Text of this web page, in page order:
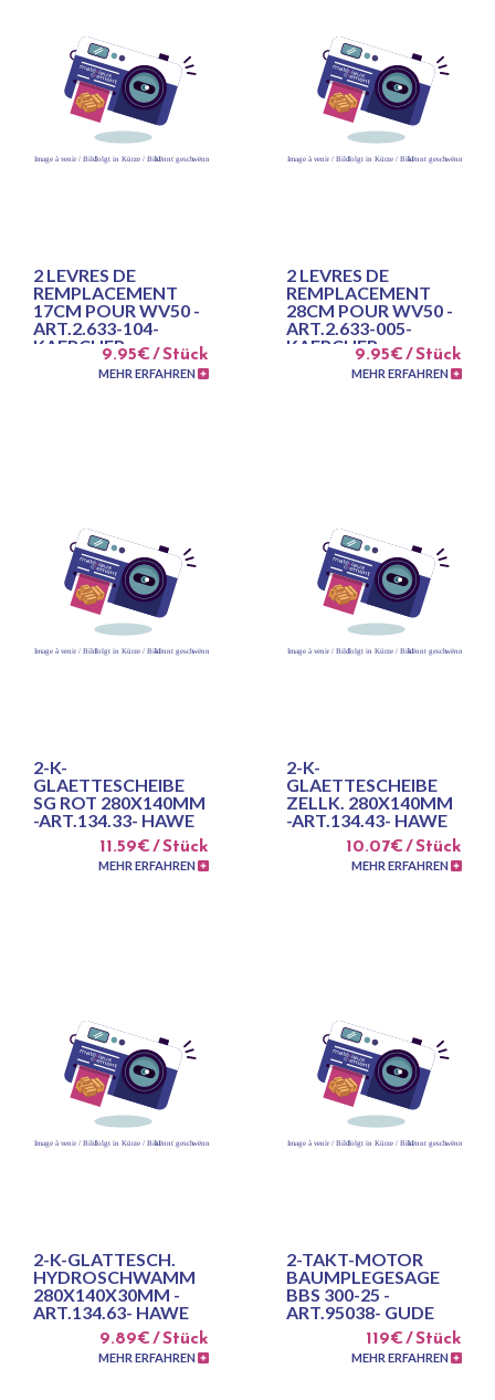
2 LEVRES DE
REMPLACEMENT
17CM POUR WV50 -
ART.2.633-104-
KAERCHER9.95€ / Stück
MEHR ERFAHREN
2 LEVRES DE
REMPLACEMENT
28CM POUR WV50 -
ART.2.633-005-
KAERCHER9.95€ / Stück
MEHR ERFAHREN
2-K-
GLAETTESCHEIBE
SG ROT 280X140MM
-ART.134.33- HAWE
11.59€ / Stück
MEHR ERFAHREN
2-K-
GLAETTESCHEIBE
ZELLK. 280X140MM
-ART.134.43- HAWE
10.07€ / Stück
MEHR ERFAHREN
2-K-GLATTESCH.
HYDROSCHWAMM
280X140X30MM -
ART.134.63- HAWE
9.89€ / Stück
MEHR ERFAHREN
2-TAKT-MOTOR
BAUMPLEGESAGE
BBS 300-25 -
ART.95038- GUDE
119€ / Stück
MEHR ERFAHREN